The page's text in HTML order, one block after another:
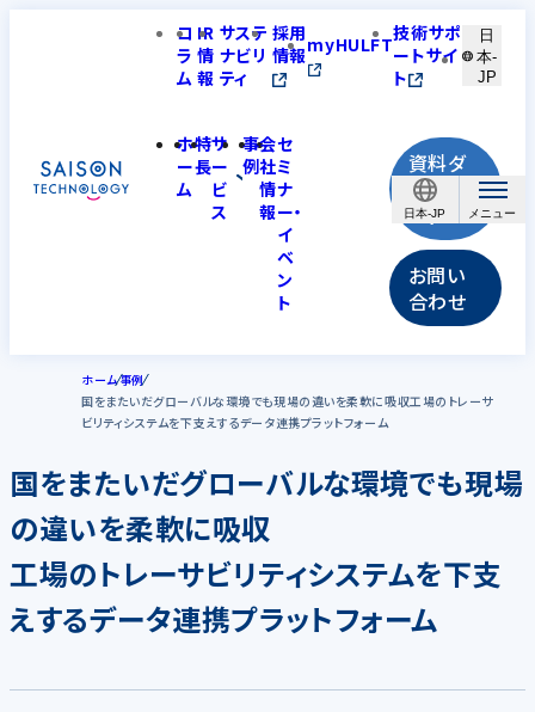
日本-JP
コ
ラ
ム
IR
情
報
サステ
ナビリ
ティ
採用
情報myHULFT技術サポ
ートサイ
ト
日
本-
JP
ホ
ー
ム
特
長
サ
ー
ビ
ス
事
例
会
社
情
報
セ
ミ
ナ
ー・
イ
ベ
ン
ト
資料ダ
ウンロ
ード
お問い
合わせ
ホーム事例
国をまたいだグローバルな環境でも現場の違いを柔軟に吸収工場のトレーサ
ビリティシステムを下支えするデータ連携プラットフォーム
国をまたいだグローバルな環境でも現場
の違いを柔軟に吸収
工場のトレーサビリティシステムを下支
えするデータ連携プラットフォーム